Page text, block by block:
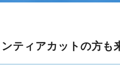
ティアカットの方